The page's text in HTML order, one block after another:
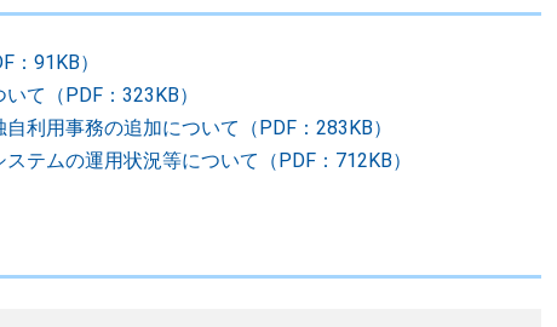
91KB）
て（PDF：323KB）
利用事務の追加について（PDF：283KB）
テムの運用状況等について（PDF：712KB）